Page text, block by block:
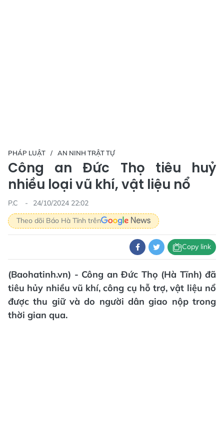
PHÁP LUẬT AN NINH TRẬT TỰ
Công an Đức Thọ tiêu huỷ
nhiều loại vũ khí, vật liệu nổ
P.C
24/10/2024 22:02
Theo dõi Báo Hà Tĩnh trên
Copy link
(Baohatinh.vn) - Công an Đức Thọ (Hà Tĩnh) đã
tiêu hủy nhiều vũ khí, công cụ hỗ trợ, vật liệu nổ
được thu giữ và do người dân giao nộp trong
thời gian qua.